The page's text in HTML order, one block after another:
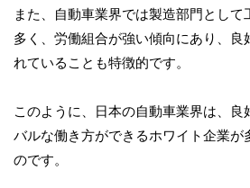
また、自動車業界では製造部門として
多く、労働組合が強い傾向にあり、良
れていることも特徴的です。
このように、日本の自動車業界は、良
バルな働き方ができるホワイト企業が
のです。